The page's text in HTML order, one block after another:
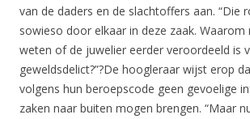
van de daders en de slachtoffers aan. “Die
sowieso door elkaar in deze zaak.
weten of de juwelier eerder veroordeeld is
geweldsdelict?”?De hoogleraar wijst erop
volgens hun beroepscode geen gevoelige
zaken naar buiten mogen brengen. “Maar